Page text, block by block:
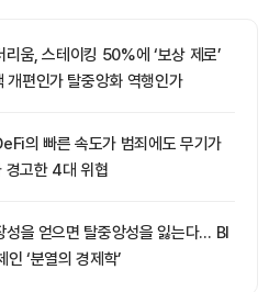
움, 스테이킹 50%에 ‘보상 제로’
편인가 탈중앙화 역행인가
의 빠른 속도가 범죄에도 무기가
고한 4대 위협
성을 얻으면 탈중앙성을 잃는다… BI
‘분열의 경제학’